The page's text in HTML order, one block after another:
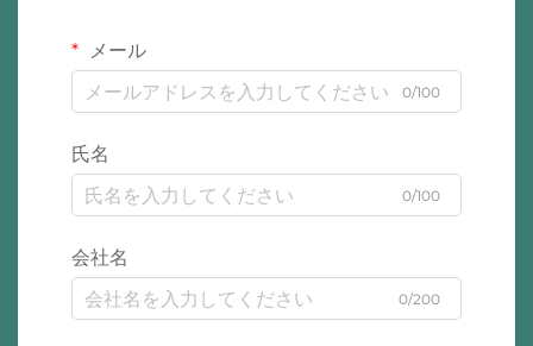
メール
0/100
氏名
0/100
会社名
0/200